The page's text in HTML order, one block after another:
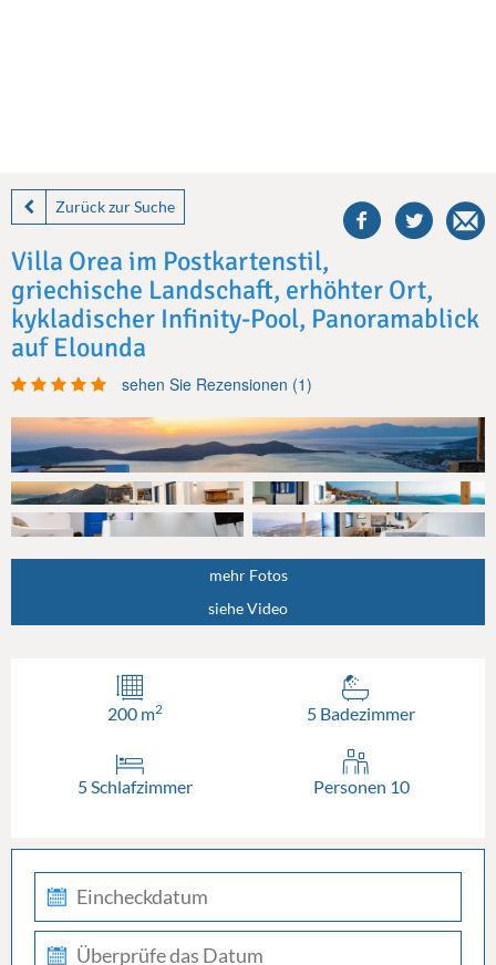
Zurück zur Suche
this
villa
Villa Orea im Postkartenstil,
griechische Landschaft, erhöhter Ort,
kykladischer Infinity-Pool, Panoramablick
auf Elounda
sehen Sie Rezensionen (1)
mehr Fotos
siehe Video
200 m2 5 Badezimmer
5 Schlafzimmer Personen 10
in
check-